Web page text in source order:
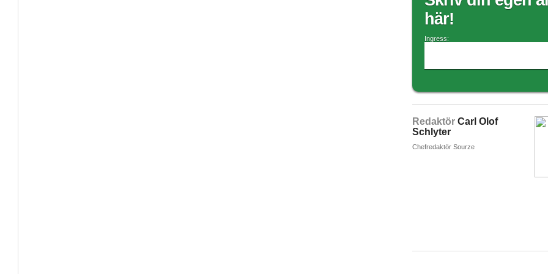
här!
Ingress:
Redaktör Carl Olof
Schlyter
Chefredaktör Sourze